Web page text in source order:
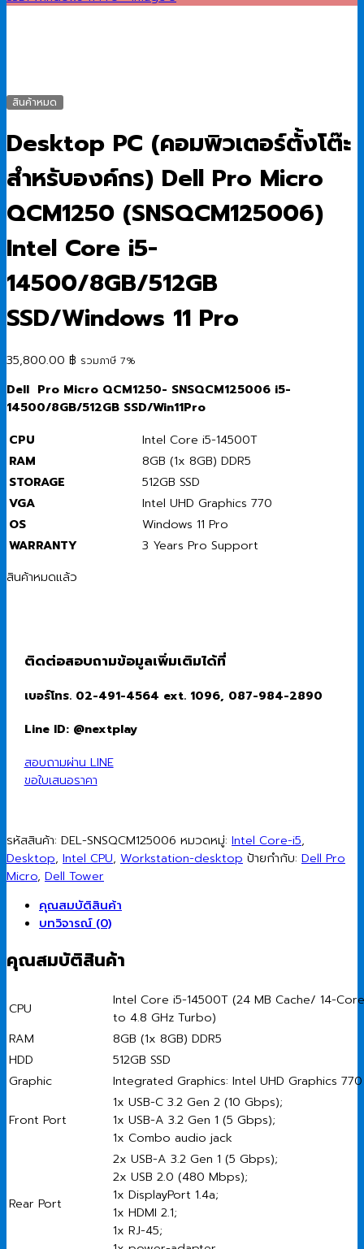
สินค้าหมด
Desktop PC (คอมพิวเตอร์ตั้งโต๊ะ
สำหรับองค์กร) Dell Pro Micro
QCM1250 (SNSQCM125006)
Intel Core i5-
14500/8GB/512GB
SSD/Windows 11 Pro
35,800.00 ฿ รวมภาษี 7%
Dell Pro Micro QCM1250- SNSQCM125006 i5-
14500/8GB/512GB SSD/Win11Pro
CPU
Intel Core i5-14500T
RAM
8GB (1x 8GB) DDR5
STORAGE
512GB SSD
VGA
Intel UHD Graphics 770
OS
Windows 11 Pro
WARRANTY
3 Years Pro Support
สินค้าหมดแล้ว
ติดต่อสอบถามข้อมูลเพิ่มเติมได้ที่
เบอร์โทร. 02-491-4564 ext. 1096, 087-984-2890
Line ID: @nextplay
สอบถามผ่าน LINE
ขอใบเสนอราคา
รหัสสินค้า: DEL-SNSQCM125006 หมวดหมู่: Intel Core-i5,
Desktop, Intel CPU, Workstation-desktop ป้ายกำกับ: Dell Pro
Micro, Dell Tower
คุณสมบัติสินค้า
บทวิจารณ์ (0)
คุณสมบัติสินค้า
CPU
Intel Core i5-14500T (24 MB Cache/ 14-
to 4.8 GHz Turbo)
RAM
8GB (1x 8GB) DDR5
HDD
512GB SSD
Graphic
Integrated Graphics: Intel UHD Graphics 770
Front Port
1x USB-C 3.2 Gen 2 (10 Gbps);
1x USB-A 3.2 Gen 1 (5 Gbps);
1x Combo audio jack
Rear Port
2x USB-A 3.2 Gen 1 (5 Gbps);
2x USB 2.0 (480 Mbps);
1x DisplayPort 1.4a;
1x HDMI 2.1;
1x RJ-45;